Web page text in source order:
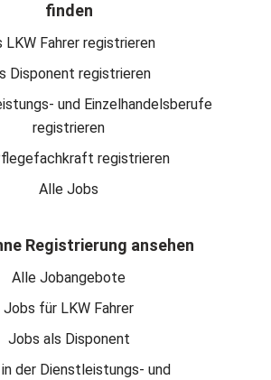
finden
LKW Fahrer registrieren
Disponent registrieren
und Einzelhandelsberufe
registrieren
registrieren
Alle Jobs
Registrierung ansehen
Alle Jobangebote
Jobs für LKW Fahrer
Jobs als Disponent
der Dienstleistungs- und